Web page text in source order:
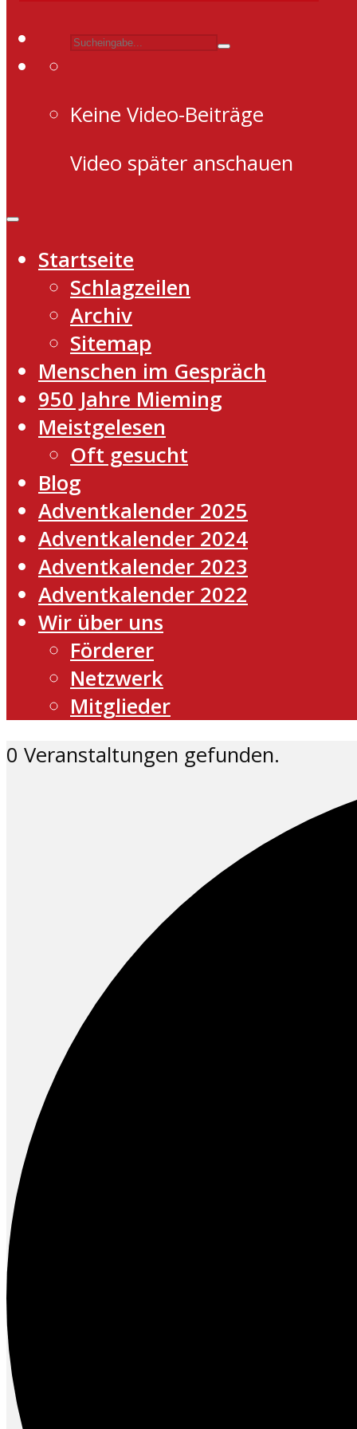
Keine Video-Beiträge
Video später anschauen
Startseite
Schlagzeilen
Archiv
Sitemap
Menschen im Gespräch
950 Jahre Mieming
Meistgelesen
Oft gesucht
Blog
Adventkalender 2025
Adventkalender 2024
Adventkalender 2023
Adventkalender 2022
Wir über uns
Förderer
Netzwerk
Mitglieder
0 Veranstaltungen gefunden.